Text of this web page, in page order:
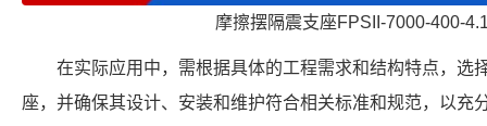
摩擦摆隔震支座FPSII-7000-400-
在实际应用中，需根据具体的工程需求和结构特点，选
座，并确保其设计、安装和维护符合相关标准和规范，以充